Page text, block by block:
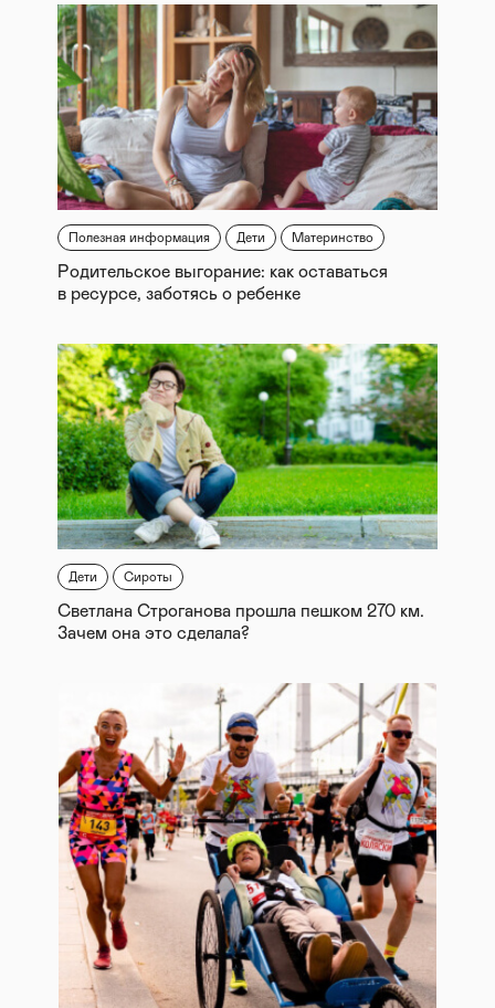
Полезная информация Дети Материнство
Родительское выгорание: как оставаться
в ресурсе, заботясь о ребенке
Дети Сироты
Светлана Строганова прошла пешком 270 км.
Зачем она это сделала?